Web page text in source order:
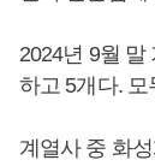
2024년 9월 말
하고 5개다.
계열사 중 화